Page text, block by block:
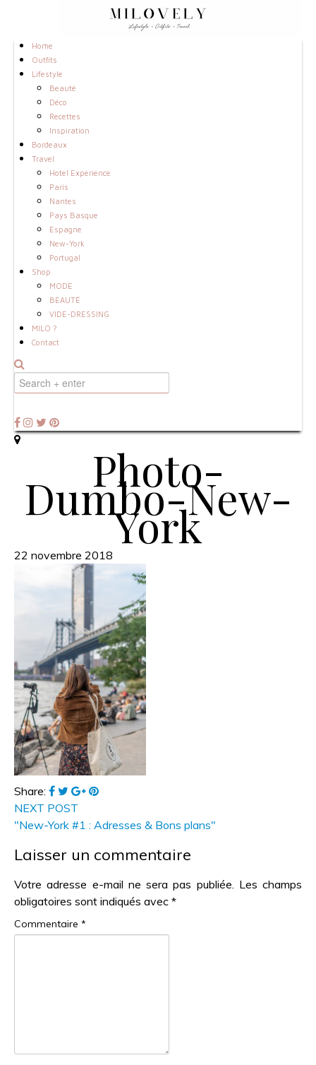
Home
Outfits
Lifestyle
Beauté
Déco
Recettes
Inspiration
Bordeaux
Travel
Hotel Experience
Paris
Nantes
Pays Basque
Espagne
New-York
Portugal
Shop
MODE
BEAUTÉ
VIDE-DRESSING
MILO ?
Contact
Photo-
Dumbo-New-
York
22 novembre 2018
Share:
NEXT POST
"New-York #1 : Adresses & Bons plans"
Laisser un commentaire
Votre adresse e-mail ne sera pas publiée. Les champs
obligatoires sont indiqués avec *
Commentaire *